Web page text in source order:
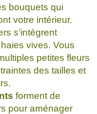
bouquets qui
votre intérieur.
s’intègrent
vives. Vous
petites fleurs
des tailles et
forment de
pour aménager